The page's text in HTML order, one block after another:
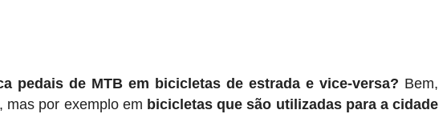
pedais de MTB em bicicletas de estrada e vice-versa? Bem,
mas por exemplo em bicicletas que são utilizadas para a cidade